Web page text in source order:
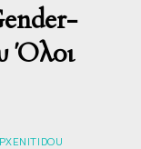
Όλοι
PXENITIDOU